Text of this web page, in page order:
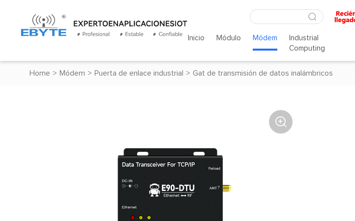
Inicio Módulo Módem
Industrial
Computing
Home > Módem > Puerta de enlace industrial > Gat de transmisión de datos inalámbricos
